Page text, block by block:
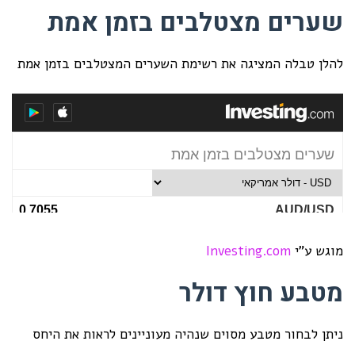
שערים מצטלבים בזמן אמת
להלן טבלה המציגה את רשימת השערים המצטלבים בזמן אמת
מוגש ע"י Investing.com
מטבע חוץ דולר
ניתן לבחור מטבע מסוים שנהיה מעוניינים לראות את היחס